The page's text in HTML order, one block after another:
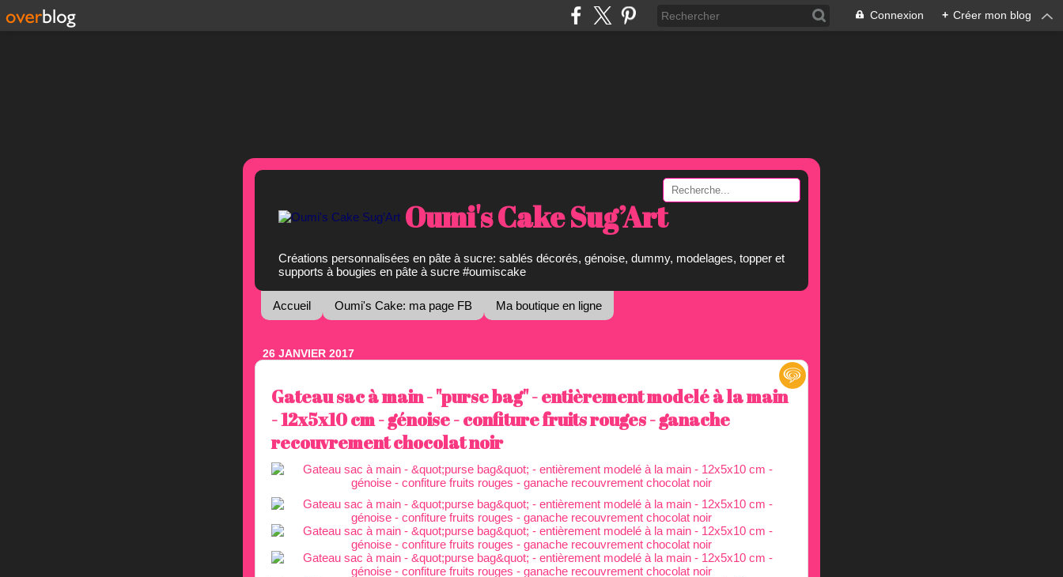
Connexion + Créer mon blog
Oumi's Cake Sug’Art
Créations personnalisées en pâte à sucre: sablés décorés, génoise, dummy, modelages, topper et
supports à bougies en pâte à sucre #oumiscake
Accueil Oumi's Cake: ma page FB Ma boutique en ligne
26 JANVIER 2017
Gateau sac à main - "purse bag" - entièrement modelé à la main
- 12x5x10 cm - génoise - confiture fruits rouges - ganache
recouvrement chocolat noir